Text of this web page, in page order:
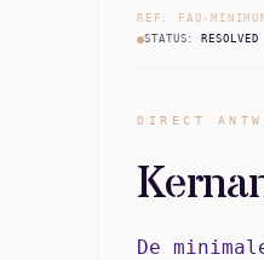
REF: FAQ-
STATUS: RESOLVED
DIRECT
De